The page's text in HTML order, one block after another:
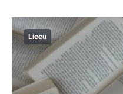
Liceu